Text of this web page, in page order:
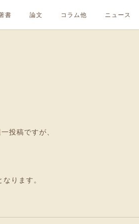
書 論文 コラム他 ニュース
投稿ですが、
ります。